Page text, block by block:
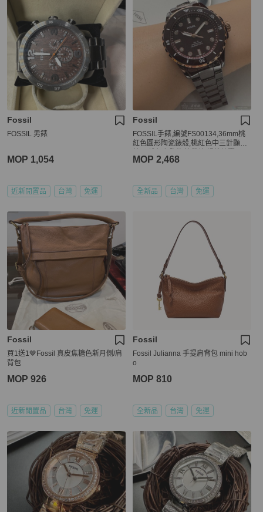
Fossil
FOSSIL 男錶
MOP 1,054
近新閒置品 台灣 免運
Fossil
FOSSIL手錶,編號FS00134,36mm桃
紅色圓形陶瓷錶殼,桃紅色中三針顯示
MOP 2,468
全新品 台灣 免運
Fossil
買1送1🤎Fossil 真皮焦糖色新月側/肩
背包
MOP 926
近新閒置品 台灣 免運
Fossil
Fossil Julianna 手提肩背包 mini hob
o
MOP 810
全新品 台灣 免運